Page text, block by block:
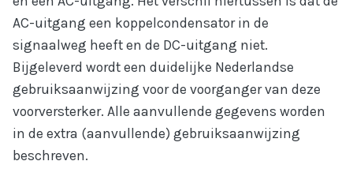
AC-uitgang een koppelcondensator in de
signaalweg heeft en de DC-uitgang niet.
Bijgeleverd wordt een duidelijke Nederlandse
gebruiksaanwijzing voor de voorganger van deze
voorversterker. Alle aanvullende gegevens worden
in de extra (aanvullende) gebruiksaanwijzing
beschreven.